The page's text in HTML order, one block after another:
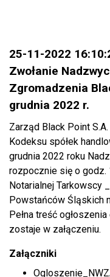
25-11-2022
Zwołanie
Zgromadzenia
grudnia 2022 r.
Zarząd Black Point
Kodeksu spółek
grudnia 2022 roku
rozpocznie się o godz.
Notarialnej Tarkowscy
Powstańców Śląskich
Pełna treść
zostaje w załączeniu.
Załączniki